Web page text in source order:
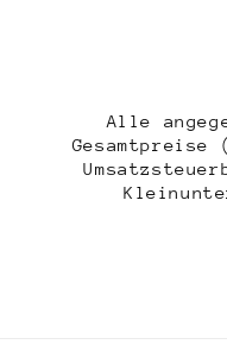
Alle
Gesamtpreise